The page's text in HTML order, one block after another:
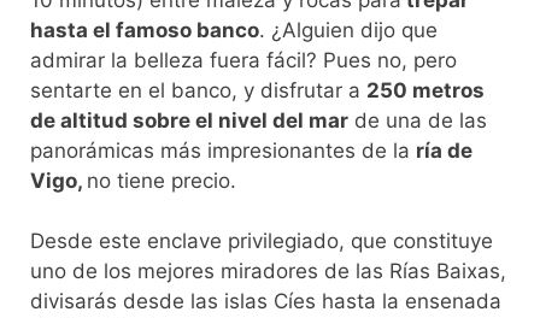
hasta el famoso banco. ¿Alguien dijo que
admirar la belleza fuera fácil? Pues no, pero
sentarte en el banco, y disfrutar a 250 metros
de altitud sobre el nivel del mar de una de las
panorámicas más impresionantes de la ría de
Vigo, no tiene precio.
Desde este enclave privilegiado, que constituye
uno de los mejores miradores de las Rías Baixas,
divisarás desde las islas Cíes hasta la ensenada